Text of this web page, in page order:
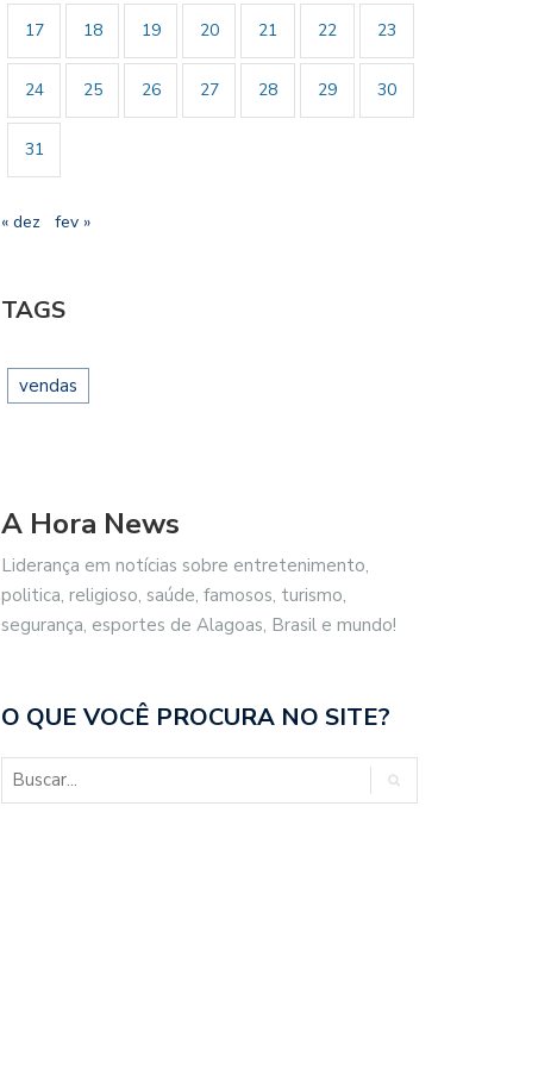
17 18 19 20 21 22 23
24 25 26 27 28 29 30
31
« dez fev »
TAGS
vendas
A Hora News
Liderança em notícias sobre entretenimento,
politica, religioso, saúde, famosos, turismo,
segurança, esportes de Alagoas, Brasil e mundo!
O QUE VOCÊ PROCURA NO SITE?